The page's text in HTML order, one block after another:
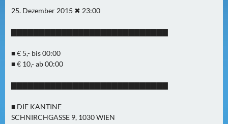
(
)
N
Ä
C
H
S
T
25. Dezember 2015 ✖ 23:00
▇▇▇▇▇▇▇▇▇▇▇▇▇▇▇▇▇▇▇▇▇▇▇▇▇▇▇▇
■ € 5,- bis 00:00
■ € 10,- ab 00:00
▇▇▇▇▇▇▇▇▇▇▇▇▇▇▇▇▇▇▇▇▇▇▇▇▇▇▇▇
■ DIE KANTINE
SCHNIRCHGASSE 9, 1030 WIEN